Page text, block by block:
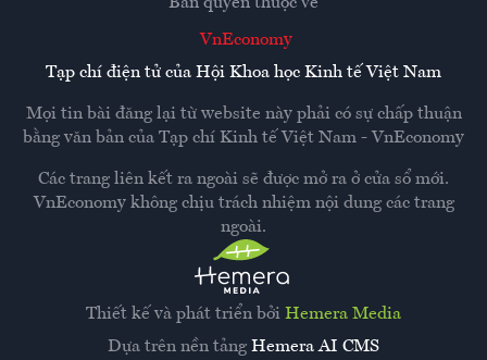
Thiết kế và phát triển bởi Hemera Media
Dựa trên nền tảng Hemera AI CMS
VnEconomy
Tạp chí điện tử của Hội Khoa học Kinh tế Việt Nam
Mọi tin bài đăng lại từ website này phải có sự chấp thuận
bằng văn bản của Tạp chí Kinh tế Việt Nam - VnEconomy
Các trang liên kết ra ngoài sẽ được mở ra ở cửa sổ mới.
VnEconomy không chịu trách nhiệm nội dung các trang
ngoài.